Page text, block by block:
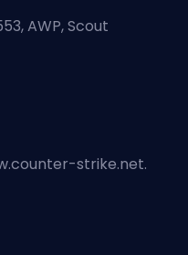
AWP, Scout
strike.net.